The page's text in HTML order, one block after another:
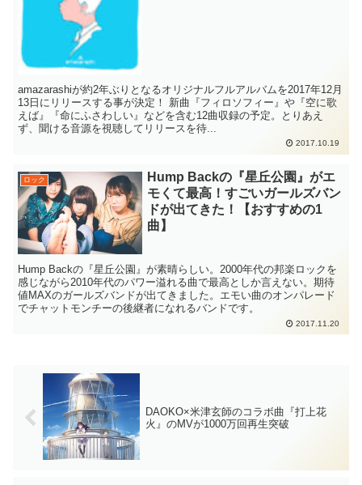
amazarashiが約2年ぶりとなるオリジナルフルアルバムを2017年12月
13日にリリースする事が決定！ 新曲『フィロソフィー』や『空に歌
えば』『命にふさわしい』などを含む12曲収録の予定。とりあえ
ず、聞ける音源を視聴してリリースを待...
2017.10.19
ロック
Hump Backの『星丘公園』がエ
モくて最高！すごいガールズバン
ドが出てきた！【おすすめの1
曲】
Hump Backの『星丘公園』が素晴らしい。2000年代の邦楽ロックを
感じながら2010年代のパワー溢れる曲で最高としか言えない。期待
値MAXのガールズバンドが出てきました。エモい曲のオンパレード
でチャットモンチーの後継者になれるバンドです。
2017.11.20
DAOKO×米津玄師のコラボ曲『打上花
火』のMVが1000万回再生突破